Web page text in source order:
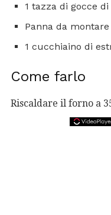
1 tazza di gocce
Panna da
1 cucchiaino di
Come farlo
Riscaldare il forno a